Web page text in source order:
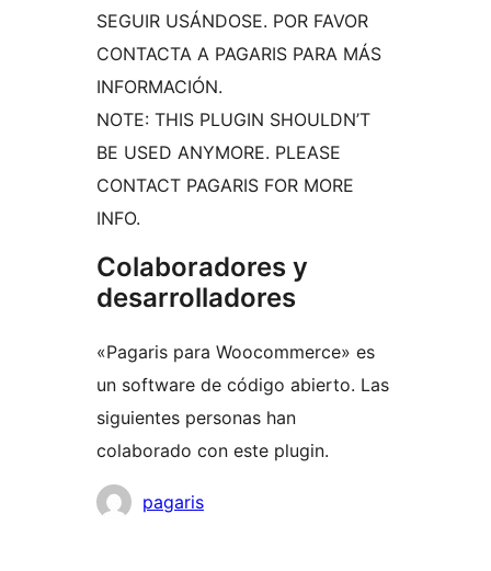
SEGUIR USÁNDOSE. POR FAVOR
CONTACTA A PAGARIS PARA MÁS
INFORMACIÓN.
NOTE: THIS PLUGIN SHOULDN’T
BE USED ANYMORE. PLEASE
CONTACT PAGARIS FOR MORE
INFO.
Colaboradores y
desarrolladores
«Pagaris para Woocommerce» es
un software de código abierto. Las
siguientes personas han
colaborado con este plugin.
Colaboradores
pagaris